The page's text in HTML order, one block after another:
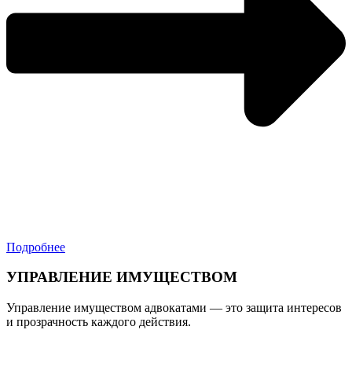
Подробнее
УПРАВЛЕНИЕ ИМУЩЕСТВОМ
Управление имуществом адвокатами — это защита интересов
и прозрачность каждого действия.